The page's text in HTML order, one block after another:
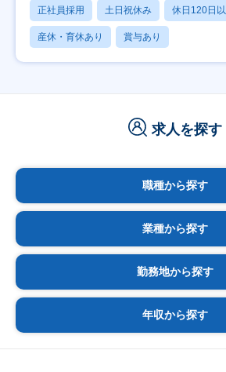
正社員採用 土日祝休み 休日120日
産休・育休あり 賞与あり
求人を探す
職種から探す
業種から探す
勤務地から探す
年収から探す